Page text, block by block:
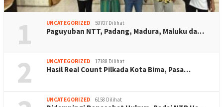
1 UNCATEGORIZED 59707 Dilihat
Paguyuban NTT, Padang, Madura, Maluku da…
2 UNCATEGORIZED 17188 Dilihat
Hasil Real Count Pilkada Kota Bima, Pasa…
UNCATEGORIZED 6158 Dilihat